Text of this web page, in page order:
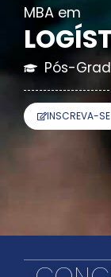
MBAem
Pós-
INSCREVA-SE